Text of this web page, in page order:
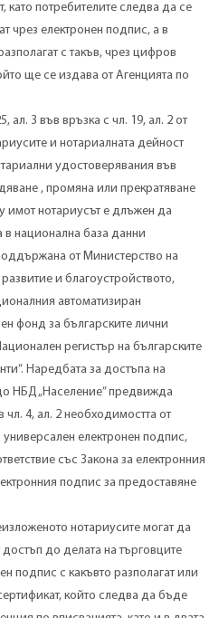
като потребителите следва да се
чрез електронен подпис, а в
с такъв, чрез цифров
ще се издава от Агенцията по
ал. 3 във връзка с чл. 19, ал. 2 от
и нотариалната дейност
удостоверявания във
, промяна или прекратяване
имот нотариусът е длъжен да
в национална база данни
от Министерство на
и благоустройството,
автоматизиран
фонд за българските лични
регистър на българските
Наредбата за достъпа на
НБД „Население” предвижда
чл. 4, aл. 2 необходимостта от
универсален електронен подпис,
със Закона за електронния
подпис за предоставяне
нотариусите могат да
до делата на търговците
подпис с какъвто разполагат или
който следва да бъде